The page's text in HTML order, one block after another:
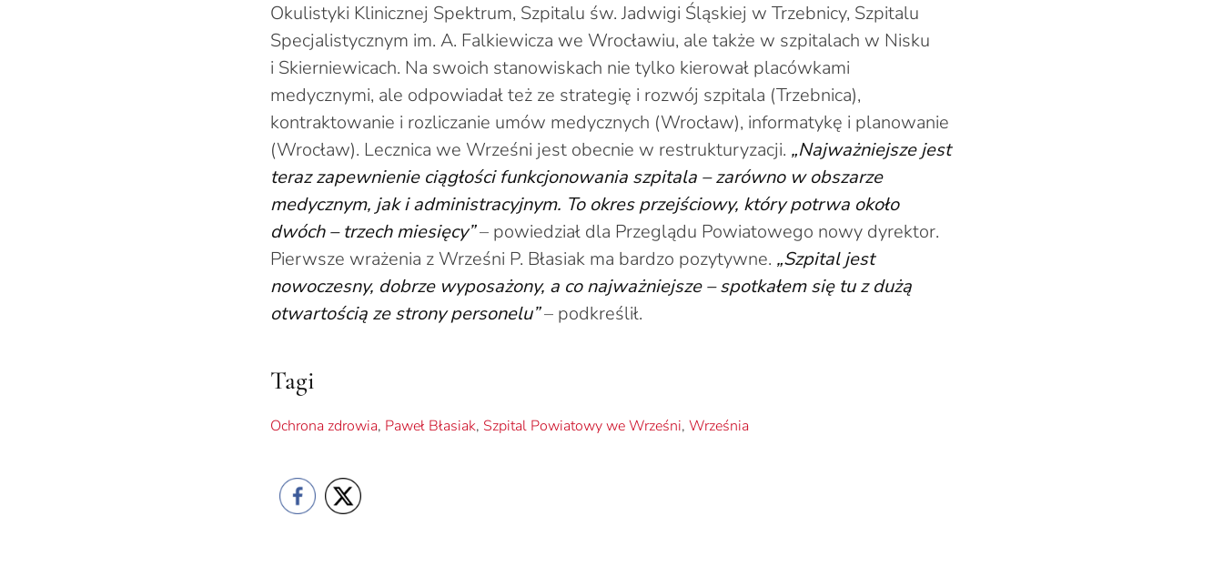
Okulistyki Klinicznej Spektrum, Szpitalu św. Jadwigi Śląskiej w Trzebnicy, Szpitalu
Specjalistycznym im. A. Falkiewicza we Wrocławiu, ale także w szpitalach w Nisku
i Skierniewicach. Na swoich stanowiskach nie tylko kierował placówkami
medycznymi, ale odpowiadał też ze strategię i rozwój szpitala (Trzebnica),
kontraktowanie i rozliczanie umów medycznych (Wrocław), informatykę i planowanie
(Wrocław). Lecznica we Wrześni jest obecnie w restrukturyzacji. „Najważniejsze jest
teraz zapewnienie ciągłości funkcjonowania szpitala – zarówno w obszarze
medycznym, jak i administracyjnym. To okres przejściowy, który potrwa około
dwóch – trzech miesięcy”– powiedział dla Przeglądu Powiatowego nowy dyrektor.
Pierwsze wrażenia z Wrześni P. Błasiak ma bardzo pozytywne. „Szpital jest
nowoczesny, dobrze wyposażony, a co najważniejsze – spotkałem się tu z dużą
otwartością ze strony personelu”– podkreślił.
Tagi
Ochrona zdrowia, Paweł Błasiak, Szpital Powiatowy we Wrześni, Września